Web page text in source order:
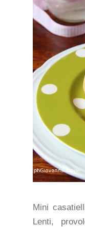
Mini
Lenti,